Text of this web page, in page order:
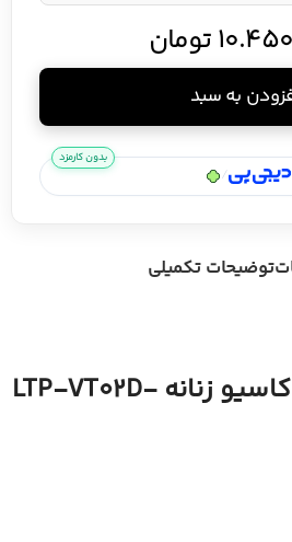
تومان
به سبد
/
بدون کارمزد
توضیحات تکمیلی
مشخصات ساعت کاسیو زنانه LTP-VT02D-